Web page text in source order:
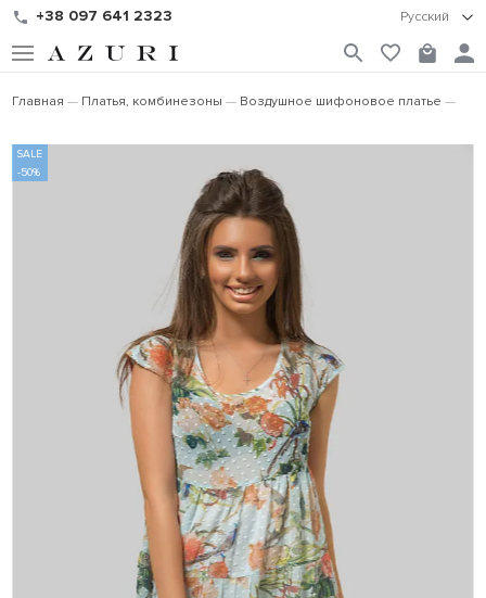
+38 097 641 2323 Русский
Главная Платья, комбинезоны Воздушное шифоновое платье